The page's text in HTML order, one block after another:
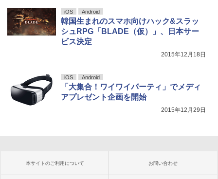
iOS Android
韓国生まれのスマホ向けハック&スラッ
シュRPG「BLADE（仮）」、日本サー
ビス決定
2015年12月18日
iOS Android
「大集合！ワイワイパーティ」でメディ
アプレゼント企画を開始
2015年12月29日
本サイトのご利用について お問い合わせ